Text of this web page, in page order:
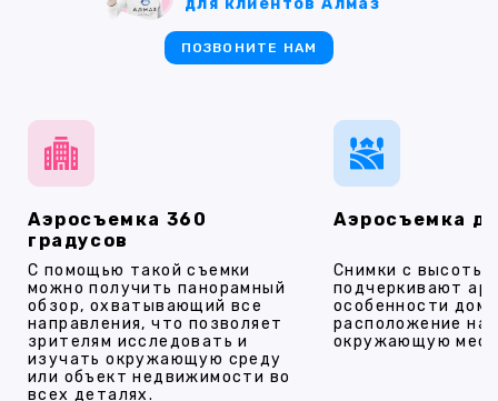
Аэросъемка 360
градусов
С помощью такой съемки
можно получить панорамный
обзор, охватывающий все
направления, что позволяет
зрителям исследовать и
изучать окружающую среду
или объект недвижимости во
всех деталях.
Аэросъемка
Снимки с высоты
подчеркивают
особенности
расположение на
окружающую
для клиентов Алмаз
ПОЗВОНИТЕ НАМ